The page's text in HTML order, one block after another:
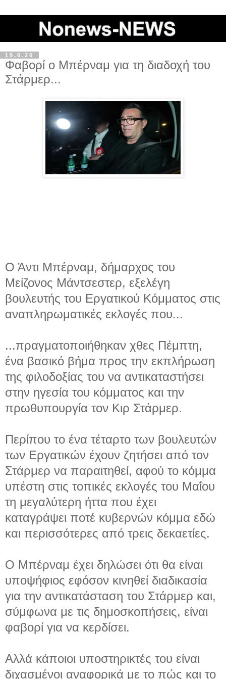
19.6.26
Φαβορί ο Μπέρναμ για τη διαδοχή του
Στάρμερ...
Ο Άντι Μπέρναμ, δήμαρχος του
Μείζονος Μάντσεστερ, εξελέγη
βουλευτής του Εργατικού Κόμματος στις
αναπληρωματικές εκλογές που...
...πραγματοποιήθηκαν χθες Πέμπτη,
ένα βασικό βήμα προς την εκπλήρωση
της φιλοδοξίας του να αντικαταστήσει
στην ηγεσία του κόμματος και την
πρωθυπουργία τον Κιρ Στάρμερ.
Περίπου το ένα τέταρτο των βουλευτών
των Εργατικών έχουν ζητήσει από τον
Στάρμερ να παραιτηθεί, αφού το κόμμα
υπέστη στις τοπικές εκλογές του Μαΐου
τη μεγαλύτερη ήττα που έχει
καταγράψει ποτέ κυβερνών κόμμα εδώ
και περισσότερες από τρεις δεκαετίες.
Ο Μπέρναμ έχει δηλώσει ότι θα είναι
υποψήφιος εφόσον κινηθεί διαδικασία
για την αντικατάσταση του Στάρμερ και,
σύμφωνα με τις δημοσκοπήσεις, είναι
φαβορί για να κερδίσει.
Αλλά κάποιοι υποστηρικτές του είναι
διχασμένοι αναφορικά με το πώς και το